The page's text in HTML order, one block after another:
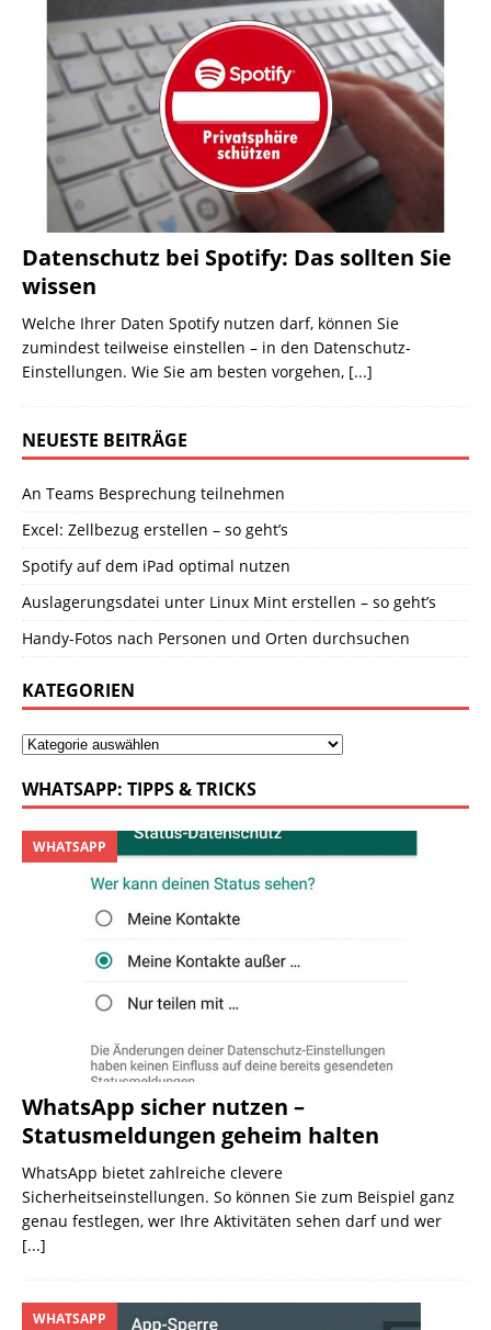
Datenschutz bei Spotify: Das sollten Sie
wissen
Welche Ihrer Daten Spotify nutzen darf, können Sie
zumindest teilweise einstellen – in den Datenschutz-
Einstellungen. Wie Sie am besten vorgehen, [...]
NEUESTE BEITRÄGE
An Teams Besprechung teilnehmen
Excel: Zellbezug erstellen – so geht’s
Spotify auf dem iPad optimal nutzen
Auslagerungsdatei unter Linux Mint erstellen – so geht’s
Handy-Fotos nach Personen und Orten durchsuchen
KATEGORIEN
WHATSAPP: TIPPS & TRICKS
WhatsApp sicher nutzen –
Statusmeldungen geheim halten
WHATSAPP
WhatsApp bietet zahlreiche clevere
Sicherheitseinstellungen. So können Sie zum Beispiel ganz
genau festlegen, wer Ihre Aktivitäten sehen darf und wer
[...]
WHATSAPP